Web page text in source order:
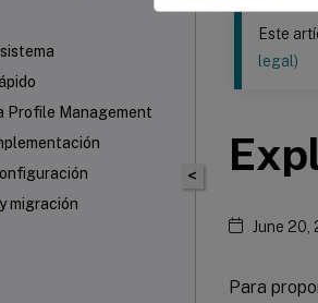
Profile Management
migración
<
Este
legal)
June 20,
Para